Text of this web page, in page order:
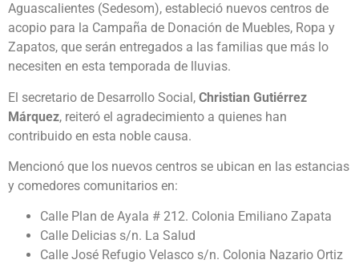
Aguascalientes (Sedesom), estableció nuevos centros de
acopio para la Campaña de Donación de Muebles, Ropa y
Zapatos, que serán entregados a las familias que más lo
necesiten en esta temporada de lluvias.
El secretario de Desarrollo Social, Christian Gutiérrez
Márquez, reiteró el agradecimiento a quienes han
contribuido en esta noble causa.
Mencionó que los nuevos centros se ubican en las estancias
y comedores comunitarios en:
Calle Plan de Ayala # 212. Colonia Emiliano Zapata
Calle Delicias s/n. La Salud
Calle José Refugio Velasco s/n. Colonia Nazario Ortiz